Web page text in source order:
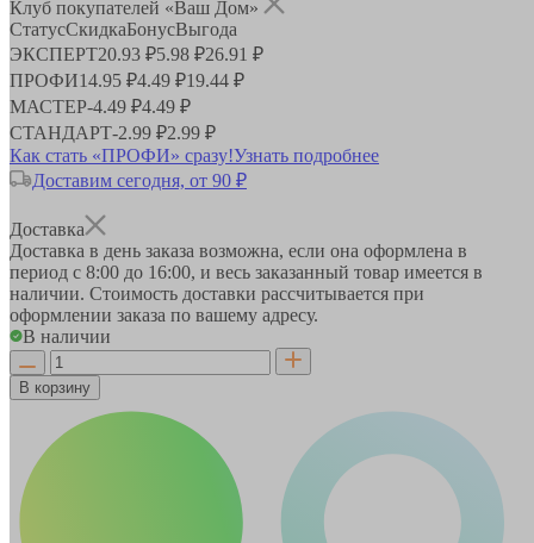
Клуб покупателей «Ваш Дом»
СтатусСкидкаБонусВыгода
ЭКСПЕРТ20.93 ₽5.98 ₽26.91 ₽
ПРОФИ14.95 ₽4.49 ₽19.44 ₽
МАСТЕР-4.49 ₽4.49 ₽
СТАНДАРТ-2.99 ₽2.99 ₽
Как стать «ПРОФИ» сразу!Узнать подробнее
Доставим сегодня, от 90 ₽
Доставка
Доставка в день заказа возможна, если она оформлена в
период с 8:00 до 16:00, и весь заказанный товар имеется в
наличии. Стоимость доставки рассчитывается при
оформлении заказа по вашему адресу.
В наличии
В корзину